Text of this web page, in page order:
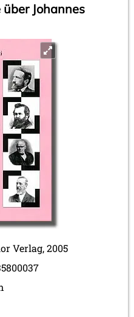
Johannes
Verlag, 2005